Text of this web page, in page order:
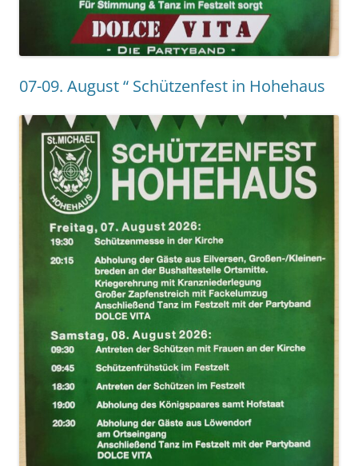
07-09. August “ Schützenfest in Hohehaus